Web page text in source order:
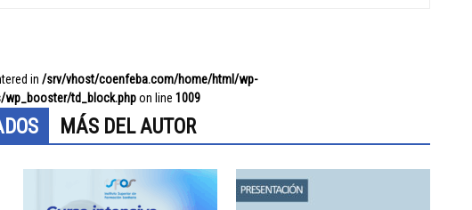
in /srv/vhost/coenfeba.com/home/html/wp-
td_block.phpon line 1009
MÁS DEL AUTOR